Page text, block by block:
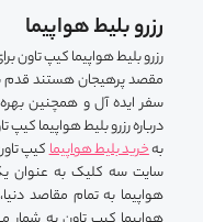
رزرو بلیط هواپیما
رزرو بلیط هواپیما کیپ تاون
مقصد پرهیجان هستند قدم
سفر ایده آل و همچنین
درباره رزرو بلیط هواپیما
بهخرید بلیط هواپیماکیپ
سایت سه کلیک به عنوان
هواپیما به تمام مقاصد